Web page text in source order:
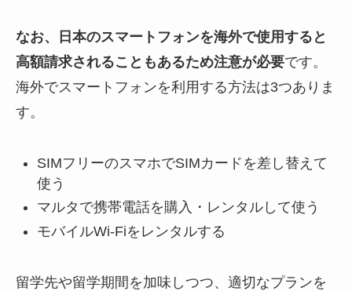
なお、日本のスマートフォンを海外で使用すると
高額請求されることもあるため注意が必要です。
海外でスマートフォンを利用する方法は3つありま
す。
SIMフリーのスマホでSIMカードを差し替えて
使う
マルタで携帯電話を購入・レンタルして使う
モバイルWi-Fiをレンタルする
留学先や留学期間を加味しつつ、適切なプランを